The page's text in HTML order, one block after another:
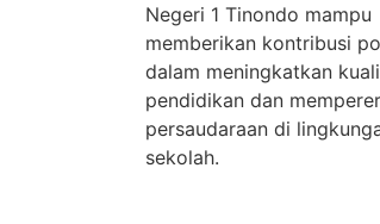
Negeri 1 Tinondo mampu
memberikan kontribusi
dalam meningkatkan
pendidikan dan
persaudaraan di
sekolah.